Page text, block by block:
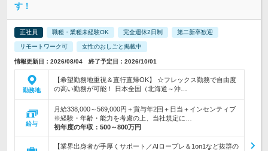
す！
正社員 職種・業種未経験OK 完全週休2日制 第二新卒歓迎
リモートワーク可 女性のおしごと掲載中
情報更新日：2026/08/04 終了予定日：2026/10/01
勤務地
【希望勤務地重視＆直行直帰OK】 ☆フレックス勤務で自由度
の高い勤務が可能！ 日本全国（北海道～沖…
給与
月給338,000～569,000円＋賞与年2回＋日当＋インセンティブ
※経験・年齢・能力を考慮の上、当社規定に…
初年度の年収： 500～800万円
【業界出身者が手厚くサポート／AIロープレ＆1on1など抜群の